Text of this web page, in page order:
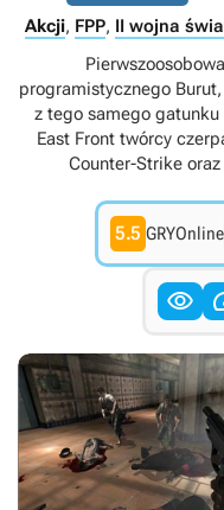
Akcji, FPP, II wojna
programistycznego
z tego samego
East Front twórcy
Counter-Strike
5.5 GRYOnline
